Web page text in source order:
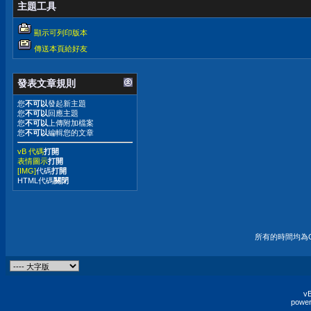
主題工具
顯示可列印版本
傳送本頁給好友
發表文章規則
您不可以發起新主題
您不可以回應主題
您不可以 上傳附加檔案
您不可以編輯您的文章
vB 代碼打開
表情圖示打開
[IMG]代碼打開
HTML代碼關閉
所有的時間均為